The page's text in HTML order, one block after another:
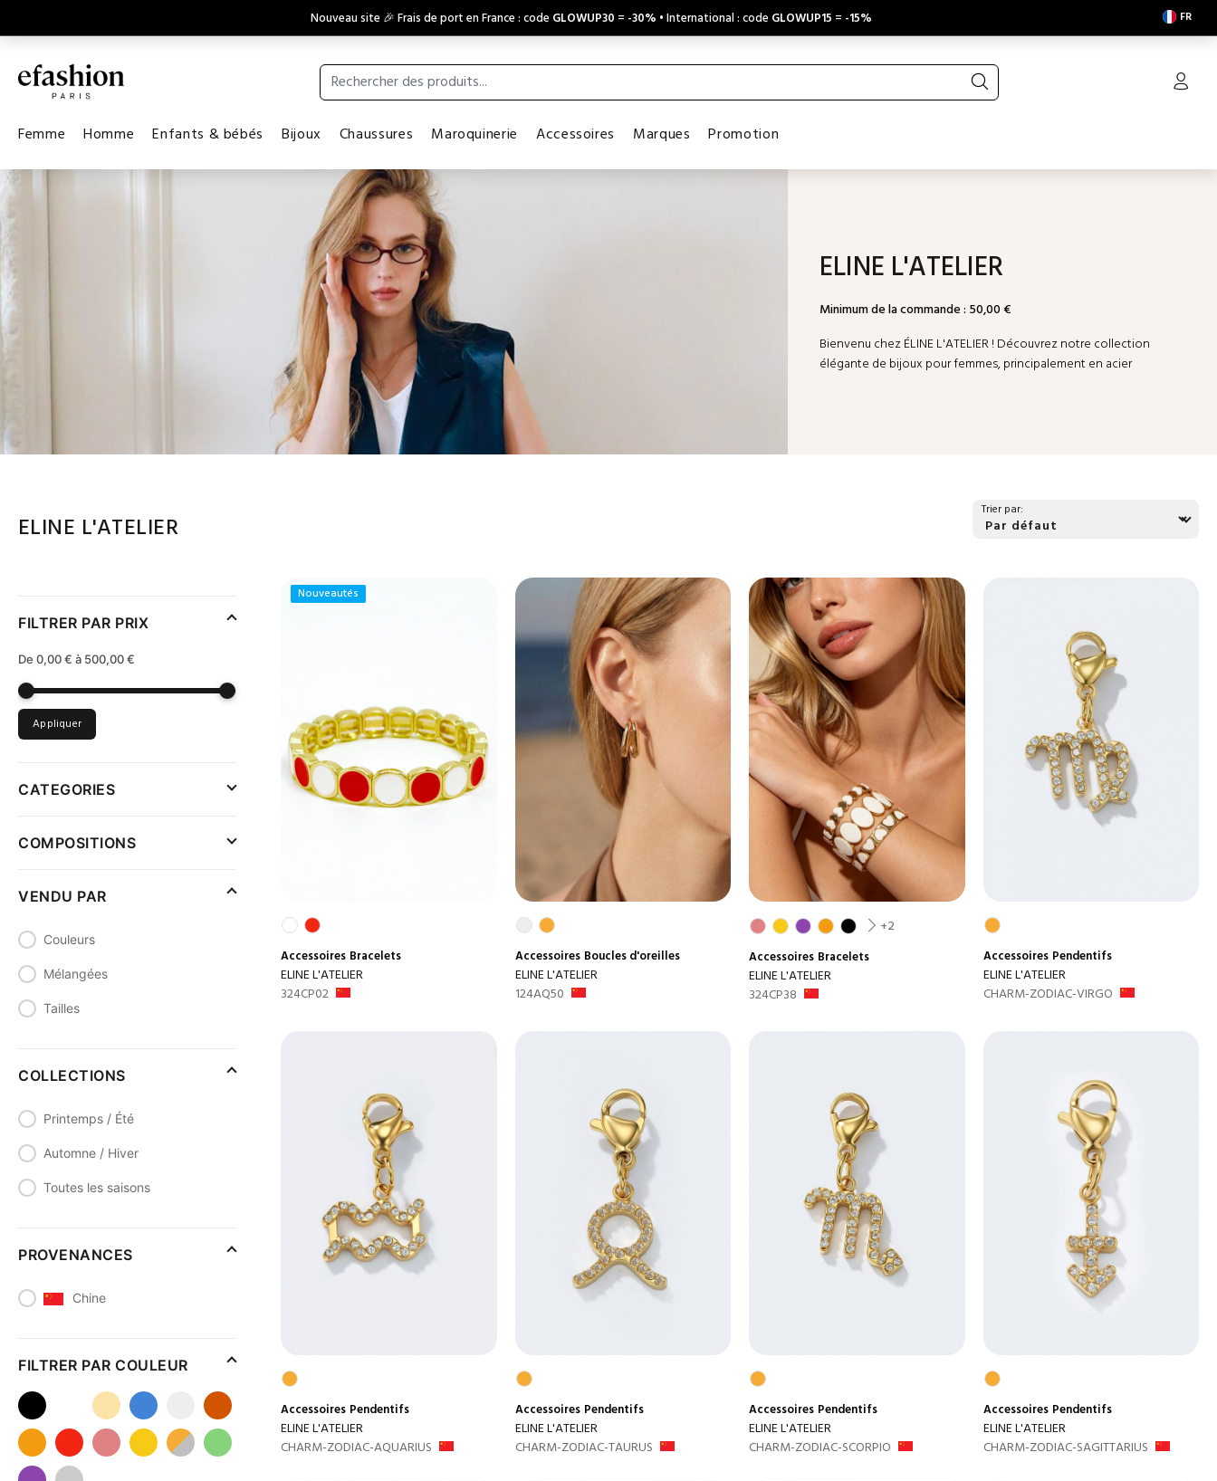
Nouveau site 🎉 Frais de port en France : code GLOWUP30 = -30% • International : code GLOWUP15 = -15% FR
Femme Homme Enfants & bébés Bijoux Chaussures Maroquinerie Accessoires Marques Promotion
ELINE L'ATELIER
Minimum de la commande : 50,00 €
Bienvenu chez ÉLINE L'ATELIER ! Découvrez notre collection
élégante de bijoux pour femmes, principalement en acier
FILTRER PAR PRIX
De 0,00 € à 500,00 €
Appliquer
CATEGORIES
COMPOSITIONS
VENDU PAR
Couleurs
Mélangées
Tailles
COLLECTIONS
Printemps / Été
Automne / Hiver
Toutes les saisons
PROVENANCES
Chine
FILTRER PAR COULEUR
ELINE L'ATELIER
Trier par:
Nouveautés
Accessoires Bracelets
ELINE L'ATELIER
324CP02
Accessoires Boucles d'oreilles
ELINE L'ATELIER
124AQ50
+2
Accessoires Bracelets
ELINE L'ATELIER
324CP38
Accessoires Pendentifs
ELINE L'ATELIER
CHARM-ZODIAC-VIRGO
Accessoires Pendentifs
ELINE L'ATELIER
CHARM-ZODIAC-AQUARIUS
Accessoires Pendentifs
ELINE L'ATELIER
CHARM-ZODIAC-TAURUS
Accessoires Pendentifs
ELINE L'ATELIER
CHARM-ZODIAC-SCORPIO
Accessoires Pendentifs
ELINE L'ATELIER
CHARM-ZODIAC-SAGITTARIUS